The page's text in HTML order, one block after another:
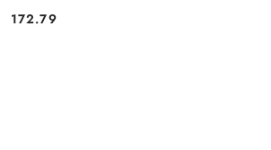
Cena:
172.79